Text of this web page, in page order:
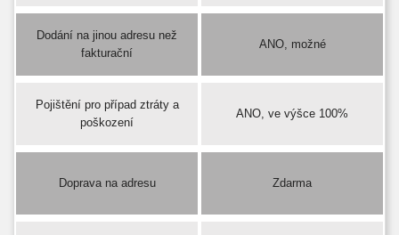
Dodání na jinou adresu než
fakturační
ANO, možné
Pojištění pro případ ztráty a
poškození
ANO, ve výšce 100%
Doprava na adresu Zdarma